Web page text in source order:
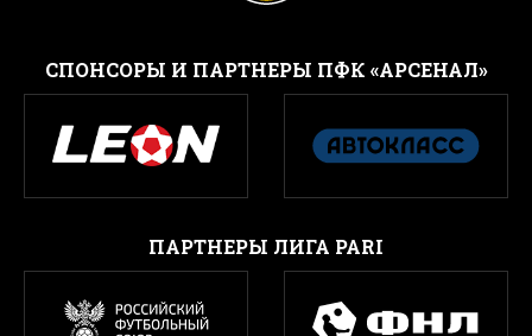
CПОНСОРЫ И ПАРТНЕРЫ ПФК «АРСЕНАЛ»
ПАРТНЕРЫ ЛИГА PARI